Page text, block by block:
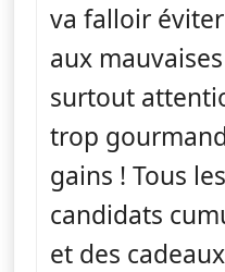
va falloir
aux
surtout
trop
gains ! Tous
candidats
et des